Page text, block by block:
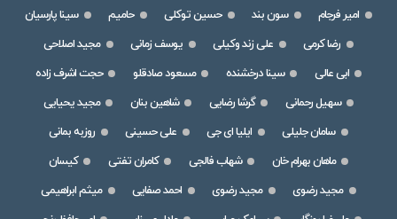
امیر فرجام
سون بند حسین توکلی حامیم
سینا پارسیان
رضا کرمی
علی زند وکیلی یوسف زمانی
مجید اصلاحی
ابی عالی
سینا درخشنده مسعود صادقلو
حجت اشرف زاده
سهیل رحمانی
گرشا رضایی شاهین بنان
مجید یحیایی
سامان جلیلی
ایلیا ای جی علی حسینی
روزبه بمانی
ماهان بهرام خان
شهاب فالجی کامران تفتی
کیسان
مجید رضوی
مجید رضوی احمد صفایی
میثم ابراهیمی